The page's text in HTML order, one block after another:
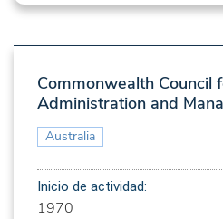
Commonwealth Council
Administration and
Australia
Inicio de actividad:
1970